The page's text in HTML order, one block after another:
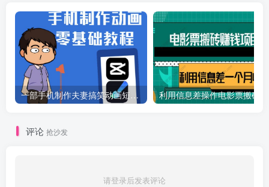
一部手机制作夫妻搞笑动画短视频教程，零基础也能快速上手
评论 抢沙发
请登录后发表评论